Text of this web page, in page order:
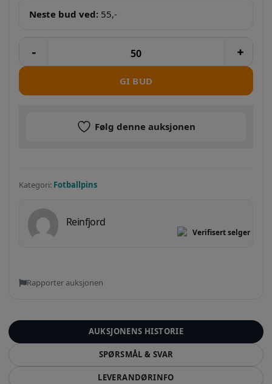
Neste bud ved: 55,-
GI BUD
Følg denne auksjonen
Kategori: Fotballpins
Reinfjord
Verifisert selger
Rapporter auksjonen
AUKSJONENS HISTORIE
SPØRSMÅL & SVAR
LEVERANDØRINFO